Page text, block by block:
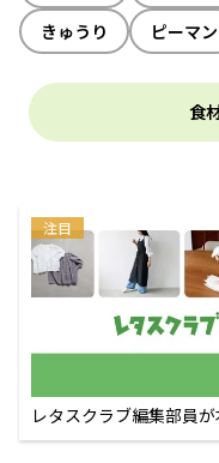
きゅうり
ピーマン
食
注目
レタスクラブ編集部員